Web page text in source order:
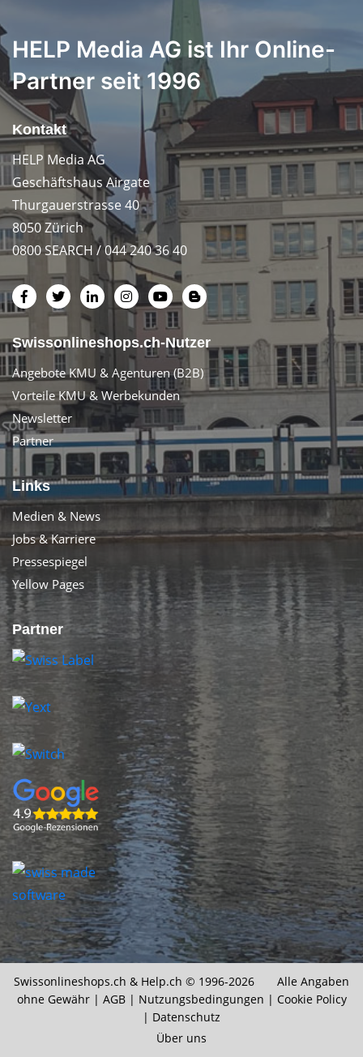
HELP Media AG ist Ihr Online-
Partner seit 1996
Kontakt
HELP Media AG
Geschäftshaus Airgate
Thurgauerstrasse 40
8050 Zürich
0800 SEARCH / 044 240 36 40
Swissonlineshops.ch-Nutzer
Angebote KMU & Agenturen (B2B)
Vorteile KMU & Werbekunden
Newsletter
Partner
Links
Medien & News
Jobs & Karriere
Pressespiegel
Yellow Pages
Partner
Swissonlineshops.ch & Help.ch © 1996-2026 Alle Angaben
ohne Gewähr | AGB| Nutzungsbedingungen | Cookie Policy
| Datenschutz
Über uns